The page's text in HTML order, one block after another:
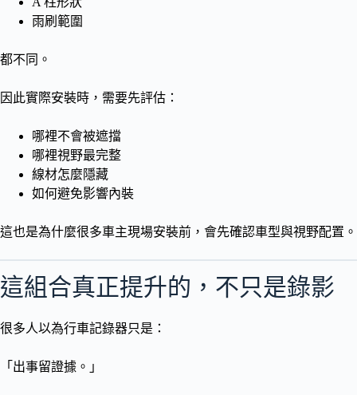
雨刷範圍
都不同。
因此實際安裝時，需要先評估：
哪裡不會被遮擋
哪裡視野最完整
線材怎麼隱藏
如何避免影響內裝
這也是為什麼很多車主現場安裝前，會先確認車型與視野配置。
這組合真正提升的，不只是錄影
很多人以為行車記錄器只是：
「出事留證據。」